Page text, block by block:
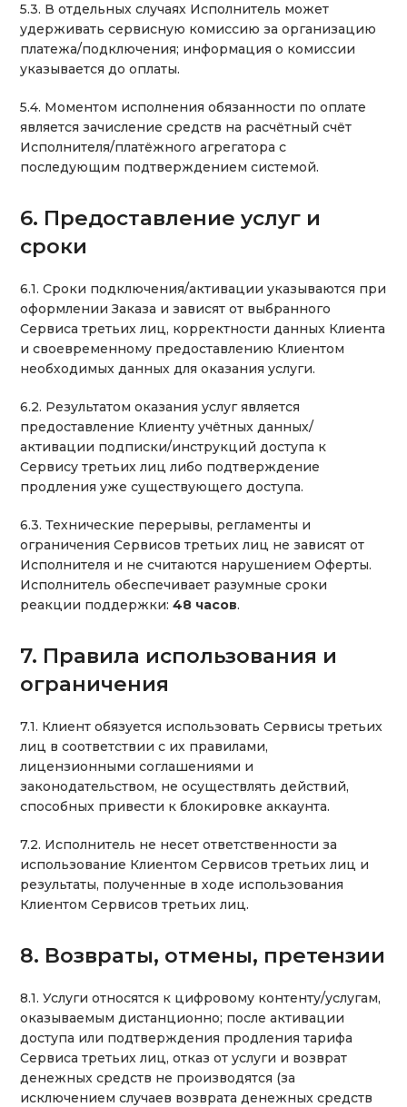
5.3. В отдельных случаях Исполнитель может
удерживать сервисную комиссию за организацию
платежа/подключения; информация о комиссии
указывается до оплаты.
5.4. Моментом исполнения обязанности по оплате
является зачисление средств на расчётный счёт
Исполнителя/платёжного агрегатора с
последующим подтверждением системой.
6. Предоставление услуг и
сроки
6.1. Сроки подключения/активации указываются при
оформлении Заказа и зависят от выбранного
Сервиса третьих лиц, корректности данных Клиента
и своевременному предоставлению Клиентом
необходимых данных для оказания услуги.
6.2. Результатом оказания услуг является
предоставление Клиенту учётных данных/
активации подписки/инструкций доступа к
Сервису третьих лиц либо подтверждение
продления уже существующего доступа.
6.3. Технические перерывы, регламенты и
ограничения Сервисов третьих лиц не зависят от
Исполнителя и не считаются нарушением Оферты.
Исполнитель обеспечивает разумные сроки
реакции поддержки:48 часов.
7. Правила использования и
ограничения
7.1. Клиент обязуется использовать Сервисы третьих
лиц в соответствии с их правилами,
лицензионными соглашениями и
законодательством, не осуществлять действий,
способных привести к блокировке аккаунта.
7.2. Исполнитель не несет ответственности за
использование Клиентом Сервисов третьих лиц и
результаты, полученные в ходе использования
Клиентом Сервисов третьих лиц.
8. Возвраты, отмены, претензии
8.1. Услуги относятся к цифровому контенту/услугам,
оказываемым дистанционно; после активации
доступа или подтверждения продления тарифа
Сервиса третьих лиц, отказ от услуги и возврат
денежных средств не производятся (за
исключением случаев возврата денежных средств